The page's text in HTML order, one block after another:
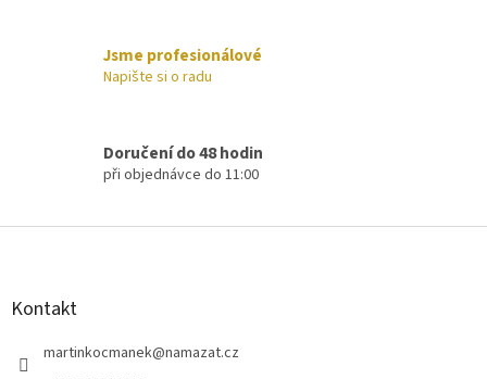
v
s
u
Jsme profesionálové
Napište si o radu
Doručení do 48 hodin
při objednávce do 11:00
Z
Kontakt
martinkocmanek@namazat.cz